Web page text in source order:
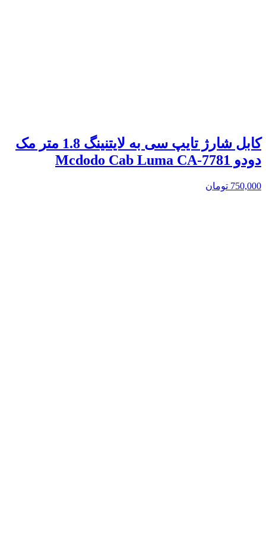
کابل شارژ تایپ سی به لایتنینگ 1.8 متر مک
دودو Mcdodo Cab Luma CA-7781
750,000 تومان